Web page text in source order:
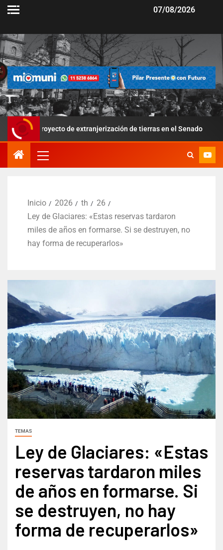
07/08/2026
de extranjerización de tierras en el Senado
Inicio 2026 th
26
Ley de Glaciares: «Estas reservas tardaron
miles de años en formarse. Si se destruyen, no
hay forma de recuperarlos»
TEMAS
Ley de Glaciares: «Estas
reservas tardaron miles
de años en formarse. Si
se destruyen, no hay
forma de recuperarlos»